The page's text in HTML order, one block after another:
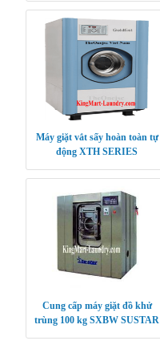
Máy giặt vắt sấy hoàn toàn tự
động XTH SERIES
Cung cấp máy giặt đồ khử
trùng 100 kg SXBW SUSTAR